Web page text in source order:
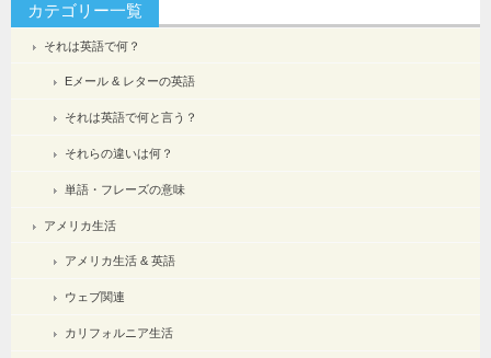
カテゴリー一覧
それは英語で何？
Eメール & レターの英語
それは英語で何と言う？
それらの違いは何？
単語・フレーズの意味
アメリカ生活
アメリカ生活 & 英語
ウェブ関連
カリフォルニア生活